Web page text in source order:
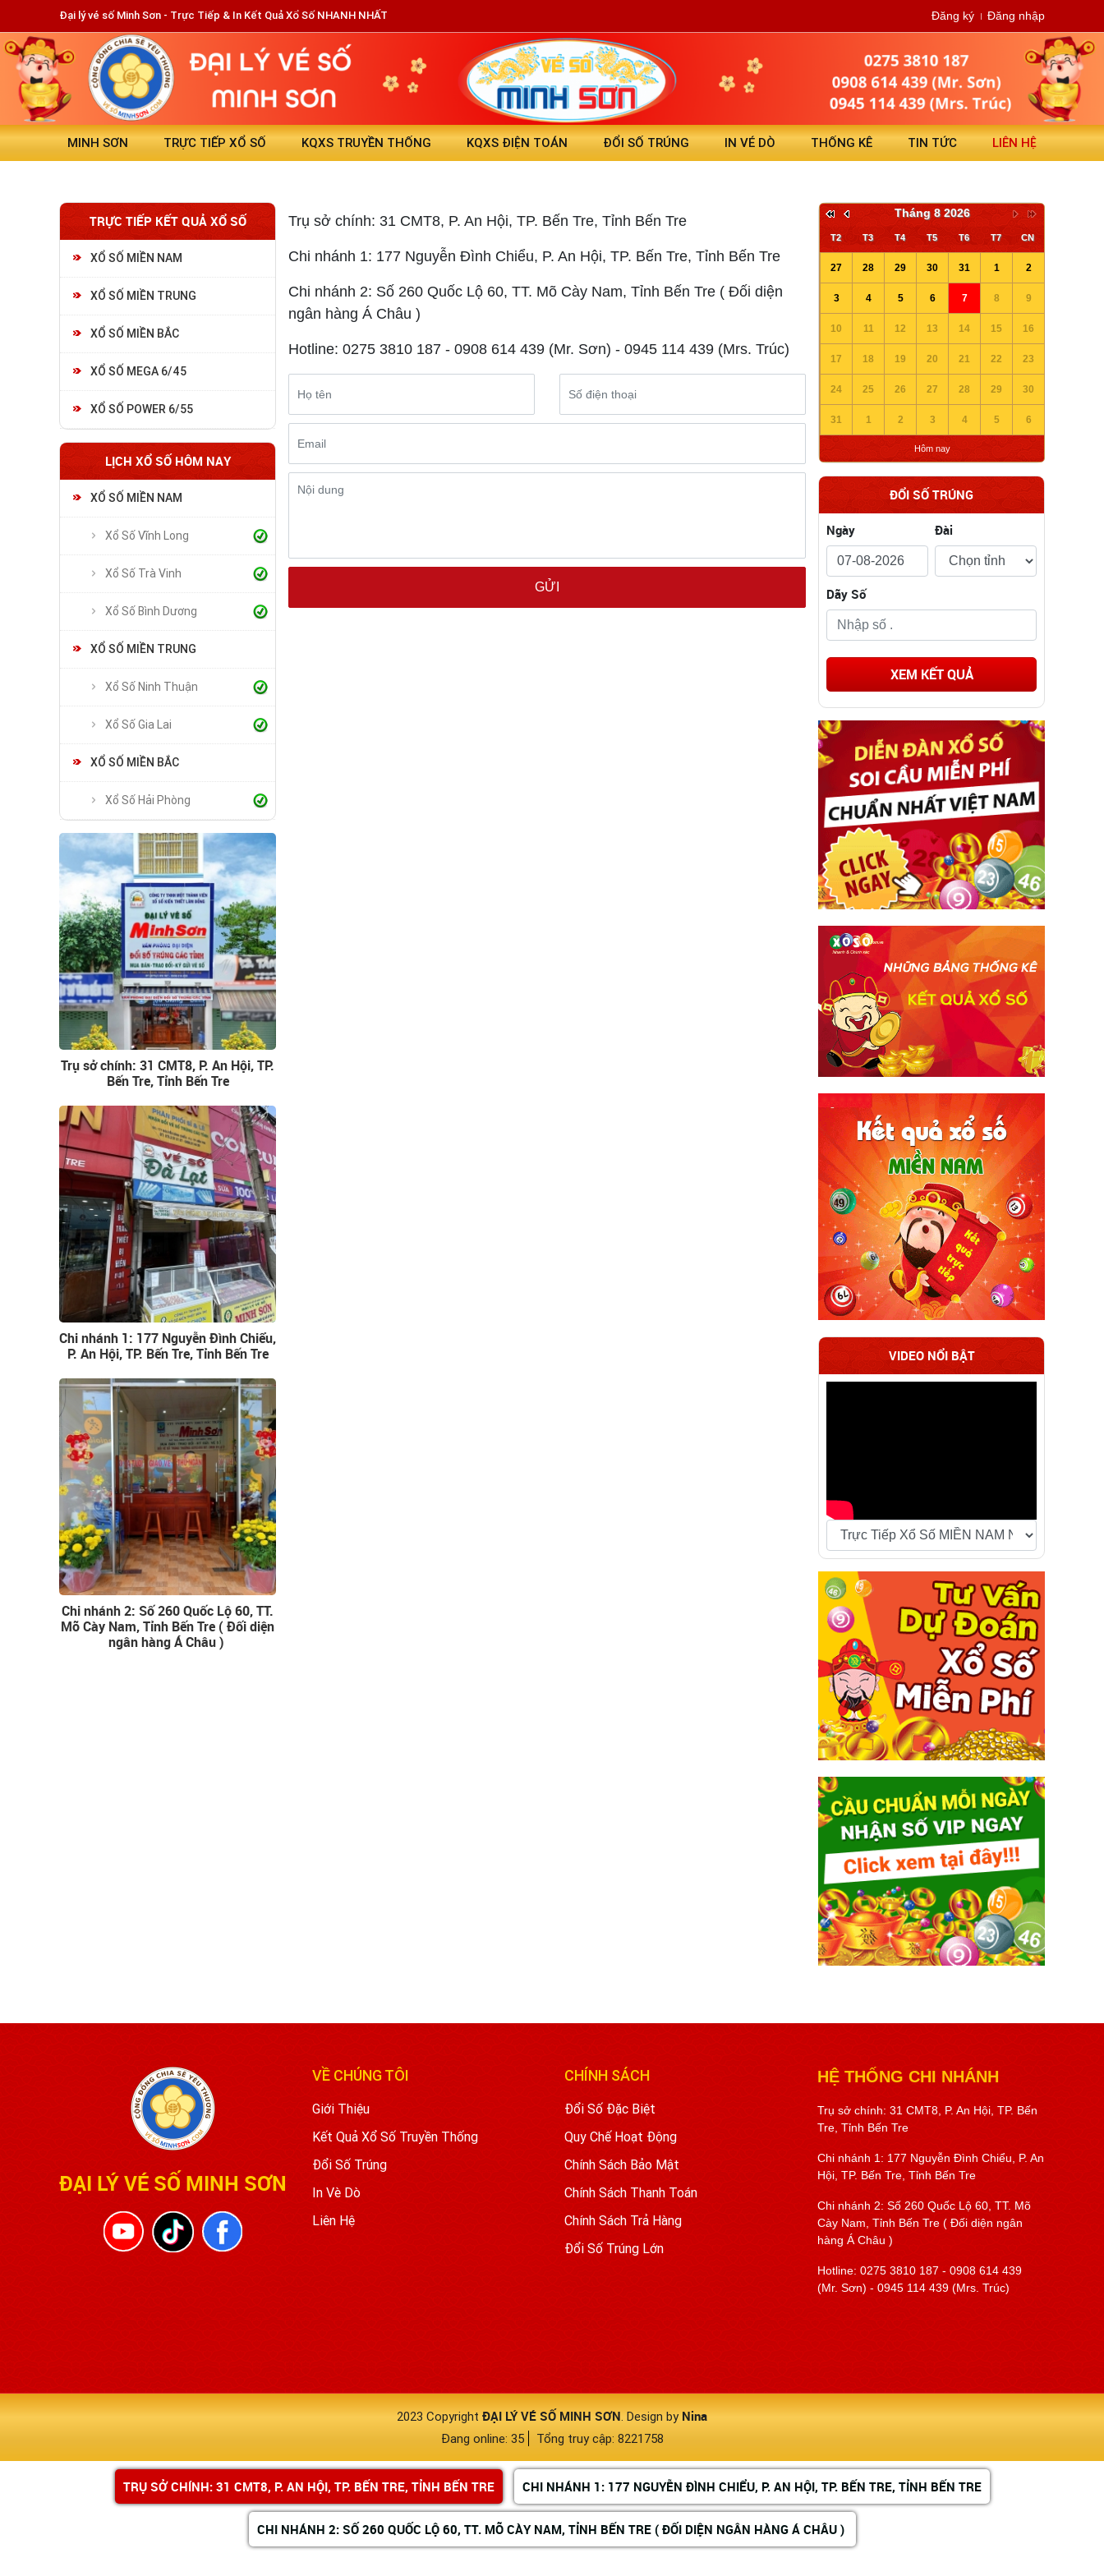
Đại lý vé số Minh Sơn - Trực Tiếp & In Kết Quả Xổ Số NHANH NHẤT Đăng ký Đăng nhập
MINH SƠN TRỰC TIẾP XỔ SỐ KQXS TRUYỀN THỐNG KQXS ĐIỆN TOÁN ĐỔI SỐ TRÚNG IN VÉ DÒ THỐNG KÊ TIN TỨC LIÊN HỆ
TRỰC TIẾP KẾT QUẢ XỔ SỐ
XỔ SỐ MIỀN NAM
XỔ SỐ MIỀN TRUNG
XỔ SỐ MIỀN BẮC
XỔ SỐ MEGA 6/45
XỔ SỐ POWER 6/55
LỊCH XỔ SỐ HÔM NAY
XỔ SỐ MIỀN NAM
Xổ Số Vĩnh Long
Xổ Số Trà Vinh
Xổ Số Bình Dương
XỔ SỐ MIỀN TRUNG
Xổ Số Ninh Thuận
Xổ Số Gia Lai
XỔ SỐ MIỀN BẮC
Xổ Số Hải Phòng
Trụ sở chính: 31 CMT8, P. An Hội, TP.
Bến Tre, Tỉnh Bến Tre
Chi nhánh 1: 177 Nguyễn Đình Chiểu,
P. An Hội, TP. Bến Tre, Tỉnh Bến Tre
Chi nhánh 2: Số 260 Quốc Lộ 60, TT.
Mõ Cày Nam, Tỉnh Bến Tre ( Đối diện
ngân hàng Á Châu )
Trụ sở chính: 31 CMT8, P. An Hội, TP. Bến Tre, Tỉnh Bến Tre
Chi nhánh 1: 177 Nguyễn Đình Chiểu, P. An Hội, TP. Bến Tre, Tỉnh Bến Tre
Chi nhánh 2: Số 260 Quốc Lộ 60, TT. Mõ Cày Nam, Tỉnh Bến Tre ( Đối diện
ngân hàng Á Châu )
Hotline: 0275 3810 187 - 0908 614 439 (Mr. Sơn) - 0945 114 439 (Mrs. Trúc)
Tháng 8 2026
T2 T3 T4 T5 T6 T7 CN
27 28 29 30 31 1 2
3 4 5 6 7 8 9
10 11 12 13 14 15 16
17 18 19 20 21 22 23
24 25 26 27 28 29 30
31 1 2 3 4 5 6
Hôm nay
ĐỔI SỐ TRÚNG
Ngày Đài
Dãy Số
XEM KẾT QUẢ
VIDEO NỔI BẬT
ĐẠI LÝ VÉ SỐ MINH SƠN
VỀ CHÚNG TÔI
Giới Thiệu
Kết Quả Xổ Số Truyền Thống
Đổi Số Trúng
In Vè Dò
Liên Hệ
CHÍNH SÁCH
Đổi Số Đặc Biệt
Quy Chế Hoạt Động
Chính Sách Bảo Mật
Chính Sách Thanh Toán
Chính Sách Trả Hàng
Đổi Số Trúng Lớn
HỆ THỐNG CHI NHÁNH
Trụ sở chính: 31 CMT8, P. An Hội, TP. Bến
Tre, Tỉnh Bến Tre
Chi nhánh 1: 177 Nguyễn Đình Chiểu, P. An
Hội, TP. Bến Tre, Tỉnh Bến Tre
Chi nhánh 2: Số 260 Quốc Lộ 60, TT. Mõ
Cày Nam, Tỉnh Bến Tre ( Đối diện ngân
hàng Á Châu )
Hotline: 0275 3810 187 - 0908 614 439
(Mr. Sơn) - 0945 114 439 (Mrs. Trúc)
2023 Copyright ĐẠI LÝ VÉ SỐ MINH SƠN . Design by Nina
Đang online: 35 Tổng truy cập: 8221758
TRỤ SỞ CHÍNH: 31 CMT8, P. AN HỘI, TP. BẾN TRE, TỈNH BẾN TRE CHI NHÁNH 1: 177 NGUYỄN ĐÌNH CHIỂU, P. AN HỘI, TP. BẾN TRE, TỈNH BẾN TRE
CHI NHÁNH 2: SỐ 260 QUỐC LỘ 60, TT. MÕ CÀY NAM, TỈNH BẾN TRE ( ĐỐI DIỆN NGÂN HÀNG Á CHÂU )